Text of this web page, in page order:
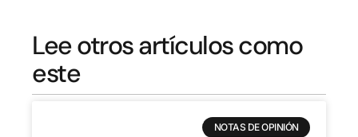
Lee otros artículos como
este
NOTAS DE OPINIÓN